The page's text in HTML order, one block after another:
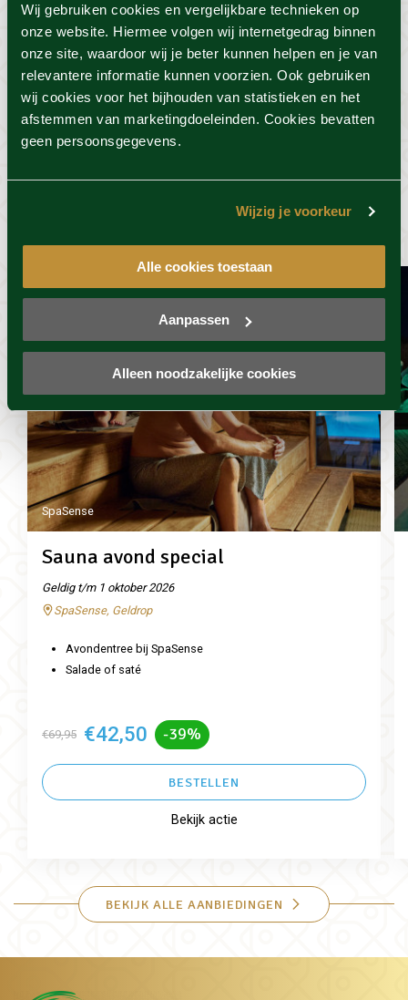
Wij gebruiken cookies en vergelijkbare technieken op
onze website. Hiermee volgen wij internetgedrag binnen
onze site, waardoor wij je beter kunnen helpen en je van
relevantere informatie kunnen voorzien. Ook gebruiken
wij cookies voor het bijhouden van statistieken en het
afstemmen van marketingdoeleinden. Cookies bevatten
geen persoonsgegevens.
Wijzig je voorkeur
Alle cookies toestaan
Aanpassen
Alleen noodzakelijke cookies
Locatie
Voorwaarden
Dit vind je misschien ook
wel leuk
SpaSense
Sauna avond special
Geldig t/m 1 oktober 2026
SpaSense, Geldrop
Avondentree bij SpaSense
Salade of saté
€69,95 €42,50 -39%
BESTELLEN
Bekijk actie
BEKIJK ALLE AANBIEDINGEN